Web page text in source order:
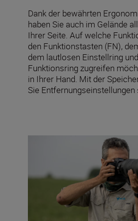
Dank der bewährten
haben Sie auch im Gelände
Ihrer Seite. Auf welche
den Funktionstasten (FN),
dem lautlosen Einstellring
Funktionsring zugreifen
in Ihrer Hand. Mit der
Sie Entfernungseinstellungen